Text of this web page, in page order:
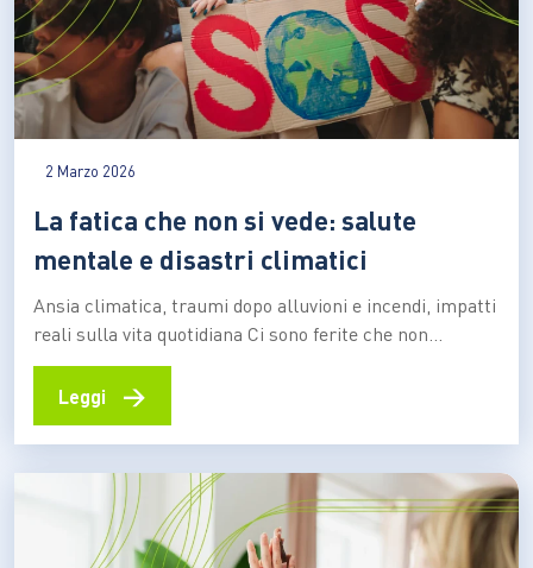
2 Marzo 2026
La fatica che non si vede: salute
mentale e disastri climatici
Ansia climatica, traumi dopo alluvioni e incendi, impatti
reali sulla vita quotidiana Ci sono ferite che non
finiscono nei bollettini della Protezione civile. Non
hanno un numero certo, non si misurano in millimetri
ipervigilanza, irritabilità, paura del temporale “come se
dovesse…
Leggi →